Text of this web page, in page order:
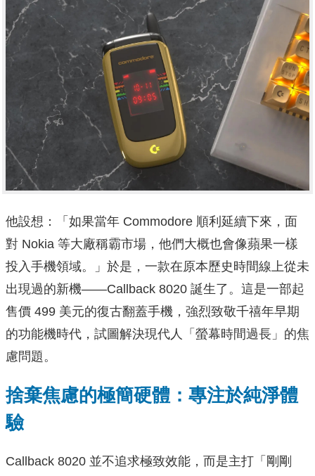
他設想：「如果當年 Commodore 順利延續下來，面
對 Nokia 等大廠稱霸市場，他們大概也會像蘋果一樣
投入手機領域。」於是，一款在原本歷史時間線上從未
出現過的新機——Callback 8020 誕生了。這是一部起
售價 499 美元的復古翻蓋手機，強烈致敬千禧年早期
的功能機時代，試圖解決現代人「螢幕時間過長」的焦
慮問題。
捨棄焦慮的極簡硬體：專注於純淨體
驗
Callback 8020 並不追求極致效能，而是主打「剛剛